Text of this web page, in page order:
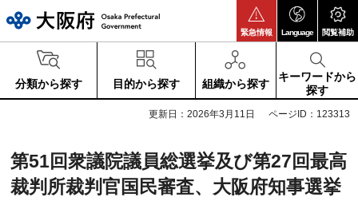
緊急情報 Language 閲覧補助
分類から探す 目的から探す 組織から探す
キーワードから
探す
更新日：2026年3月11日 ページID：123313
第51回衆議院議員総選挙及び第27回最高
裁判所裁判官国民審査、大阪府知事選挙